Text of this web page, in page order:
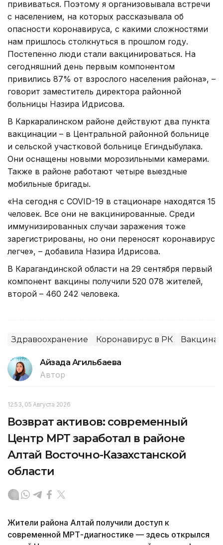
прививаться. Поэтому я организовывала встречи
с населением, на которых рассказывала об
опасности коронавируса, с какими сложностями
нам пришлось столкнуться в прошлом году.
Постепенно люди стали вакцинироваться. На
сегодняшний день первым компонентом
привились 87% от взрослого населения района», –
говорит заместитель директора районной
больницы Назира Идрисова.
В Каркаралинском районе действуют два пункта
вакцинации – в Центральной районной больнице
и сельской участковой больнице Егиндыбулака.
Они оснащены новыми морозильными камерами.
Также в районе работают четыре выездные
мобильные бригады.
«На сегодня с COVID-19 в стационаре находятся 15
человек. Все они не вакцинированные. Среди
иммунизированных случаи заражения тоже
зарегистрированы, но они переносят коронавирус
легче», – добавила Назира Идрисова.
В Карагандинской области на 29 сентября первый
компонент вакцины получили 520 078 жителей,
второй – 460 242 человека.
Здравоохранение Коронавирус в РК
Айзада Агильбаева
Автор
12:53, 05 Августа 2026
Возврат активов: современный
Центр МРТ заработал в районе
Алтай Восточно-Казахстанской
области
Жители района Алтай получили доступ к
современной МРТ-диагностике — здесь открылся